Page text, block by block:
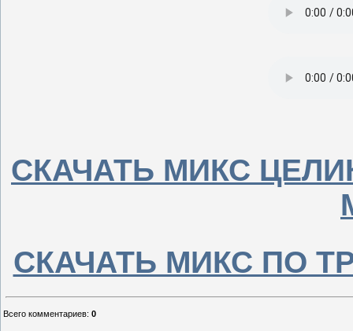
СКАЧАТЬ МИКС
СКАЧАТЬ МИКС ПО
Всего комментариев: 0